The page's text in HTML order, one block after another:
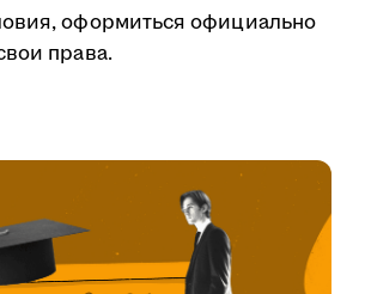
оформиться официально
права.